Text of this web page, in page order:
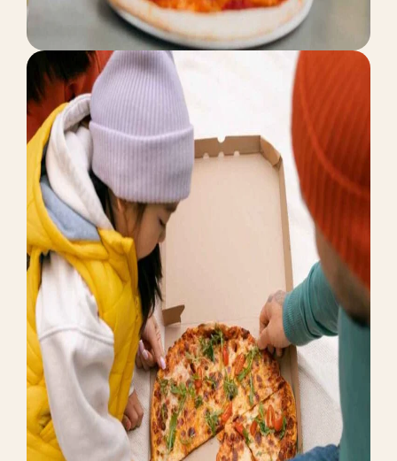
BUSINESS PLAN PERFORMANCE
Local Listings Online